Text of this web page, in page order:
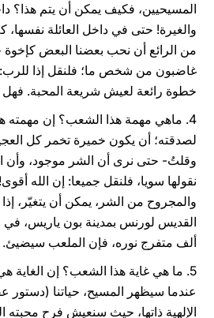
المسيحيين، فكيف يمكن أن يتم هذا؟
والغيرة! حتى في داخل العائلة
من الرائع أن نحب بعضنا البعض كإخوة
غاضبون من شخص ما؛ فلنقل إذا
خطوة رائعة لعيش شريعة المحبة. فهل
4. ماهي مهمة هذا الشعب؟ إن مهمته
لصدقته؛ أن يكون خميرة تخمر كل
وقلتُ- حتى نرى أن الشر موجود، وأن
نقولها سويا، فلنقل جميعا: إن الله
والمجروح من الشر، يمكن أن يتغيّر،
القديس لورنس بمدينة بون ياريس، في
ألف متفرج نوره، فإن الملعب سيضيئ.
5. ما هي غاية هذا الشعب؟ إن الغاية
عندما سيظهر المسيح، حياتنا (دستور
الإلهية ذاتها، حيث سنعيش فرح محبته